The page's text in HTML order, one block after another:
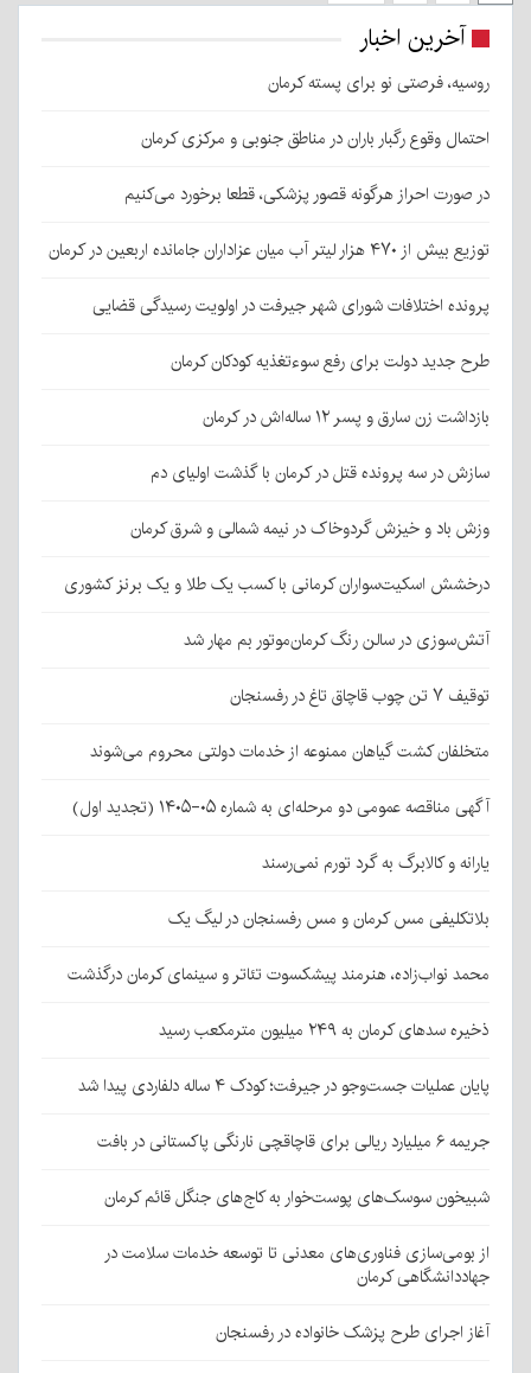
آخرین اخبار
روسیه، فرصتی نو برای پسته کرمان
احتمال وقوع رگبار باران در مناطق جنوبی و مرکزی کرمان
در صورت احراز هرگونه قصور پزشکی، قطعا برخورد می‌کنیم
توزیع بیش از ۴۷۰ هزار لیتر آب میان عزاداران جامانده اربعین در کرمان
پرونده اختلافات شورای شهر جیرفت در اولویت رسیدگی قضایی
طرح جدید دولت برای رفع سوءتغذیه کودکان کرمان
بازداشت زن سارق و پسر ۱۲ ساله‌اش در کرمان
سازش در سه پرونده قتل در کرمان با گذشت اولیای دم
وزش باد و خیزش گردوخاک در نیمه شمالی و شرق کرمان
درخشش اسکیت‌سواران کرمانی با کسب یک طلا و یک برنز کشوری
آتش‌سوزی در سالن رنگ کرمان‌موتور بم مهار شد
توقیف ۷ تن چوب قاچاق تاغ در رفسنجان
متخلفان کشت گیاهان ممنوعه از خدمات دولتی محروم می‌شوند
آگهی مناقصه عمومی دو مرحله‌ای به شماره ۰۵-۱۴۰۵ (تجدید اول)
یارانه و کالابرگ به گرد تورم نمی‌رسند
بلاتکلیفی مس کرمان و مس رفسنجان در لیگ یک
محمد نواب‌زاده، هنرمند پیشکسوت تئاتر و سینمای کرمان درگذشت
ذخیره سدهای کرمان به ۲۴۹ میلیون مترمکعب رسید
پایان عملیات جست‌وجو در جیرفت؛ کودک ۴ ساله دلفاردی پیدا شد
جریمه ۶ میلیارد ریالی برای قاچاقچی نارنگی پاکستانی در بافت
شبیخون سوسک‌های پوست‌خوار به کاج‌های جنگل قائم کرمان
از بومی‌سازی فناوری‌های معدنی تا توسعه خدمات سلامت در
جهاددانشگاهی کرمان
آغاز اجرای طرح پزشک خانواده در رفسنجان